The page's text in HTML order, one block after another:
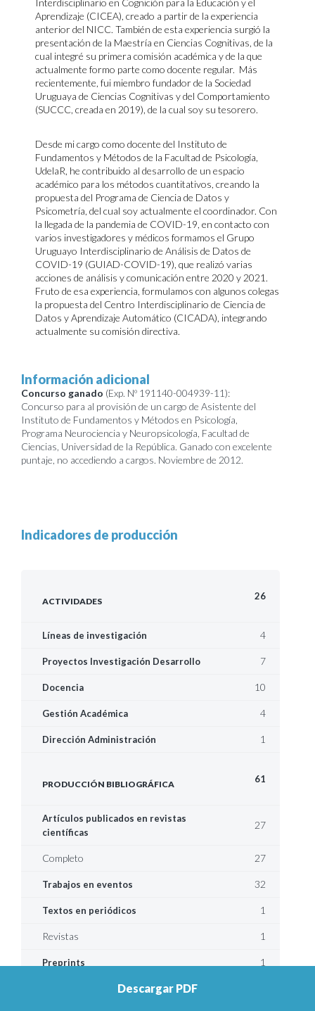
Interdisciplinario en Cognición para la Educación y el
Aprendizaje (CICEA), creado a partir de la experiencia
anterior del NICC. También de esta experiencia surgió la
presentación de la Maestría en Ciencias Cognitivas, de la
cual integré su primera comisión académica y de la que
actualmente formo parte como docente regular. Más
recientemente, fui miembro fundador de la Sociedad
Uruguaya de Ciencias Cognitivas y del Comportamiento
(SUCCC, creada en 2019), de la cual soy su tesorero.
Desde mi cargo como docente del Instituto de
Fundamentos y Métodos de la Facultad de Psicología,
UdelaR, he contribuido al desarrollo de un espacio
académico para los métodos cuantitativos, creando la
propuesta del Programa de Ciencia de Datos y
Psicometría, del cual soy actualmente el coordinador. Con
la llegada de la pandemia de COVID-19, en contacto con
varios investigadores y médicos formamos el Grupo
Uruguayo Interdisciplinario de Análisis de Datos de
COVID-19 (GUIAD-COVID-19), que realizó varias
acciones de análisis y comunicación entre 2020 y 2021.
Fruto de esa experiencia, formulamos con algunos colegas
la propuesta del Centro Interdisciplinario de Ciencia de
Datos y Aprendizaje Automático (CICADA), integrando
actualmente su comisión directiva.
Información adicional
Concurso ganado (Exp. Nº 191140-004939-11):
Concurso para al provisión de un cargo de Asistente del
Instituto de Fundamentos y Métodos en Psicología,
Programa Neurociencia y Neuropsicología, Facultad de
Ciencias, Universidad de la República. Ganado con excelente
puntaje, no accediendo a cargos. Noviembre de 2012.
Indicadores de producción
ACTIVIDADES 26
Líneas de investigación 4
Proyectos Investigación Desarrollo 7
Docencia 10
Gestión Académica 4
Dirección Administración 1
PRODUCCIÓN BIBLIOGRÁFICA 61
Artículos publicados en revistas
científicas
27
Completo 27
Trabajos en eventos 32
Textos en periódicos 1
Revistas 1
Preprints 1
Descargar PDF